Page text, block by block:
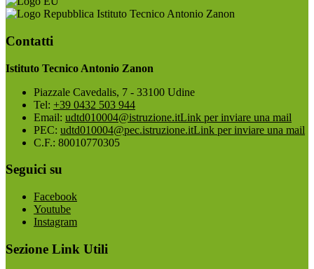
Istituto Tecnico Antonio Zanon
Contatti
Istituto Tecnico Antonio Zanon
Piazzale Cavedalis, 7 - 33100 Udine
Tel: +39 0432 503 944
Email: udtd010004@istruzione.itLink per inviare una mail
PEC: udtd010004@pec.istruzione.itLink per inviare una mail
C.F.: 80010770305
Seguici su
Facebook
Youtube
Instagram
Sezione Link Utili